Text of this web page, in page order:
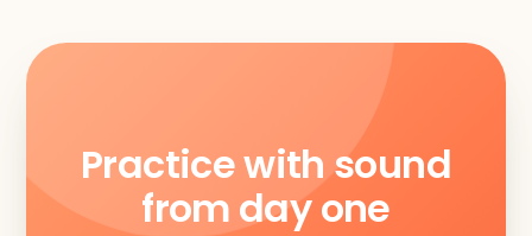
Practice with sound
from day one